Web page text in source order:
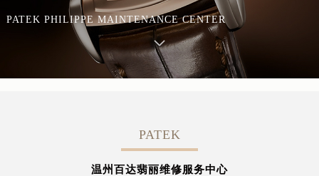
PATEK PHILIPPE MAINTENANCE CENTER
PATEK
温州百达翡丽维修服务中心